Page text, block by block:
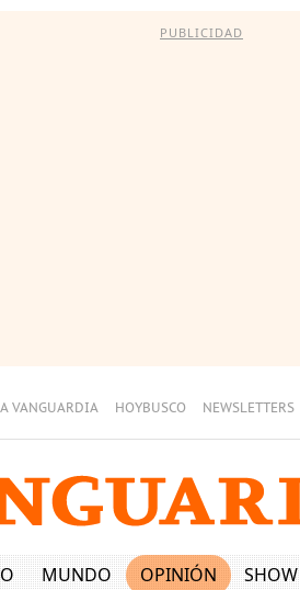
PUBLICIDAD
VANGUARDIA HOYBUSCO NEWSLETTERS
MUNDO OPINIÓN SHOW